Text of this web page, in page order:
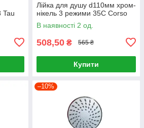
Лійка для душу d110мм хром-
нікель 3 режими 35C Corso
В наявності 2 од.
508,50 ₴ 565 ₴
Купити
–10%